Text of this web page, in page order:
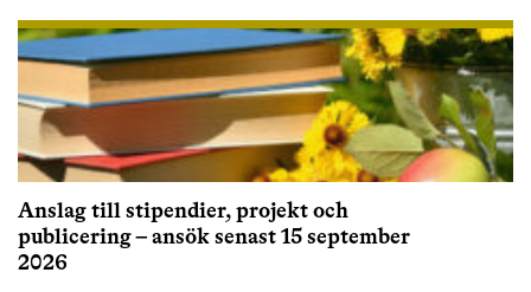
Anslag till stipendier, projekt och
publicering – ansök senast 15 september
2026